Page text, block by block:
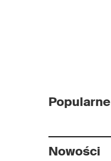
Popularne
Nowości